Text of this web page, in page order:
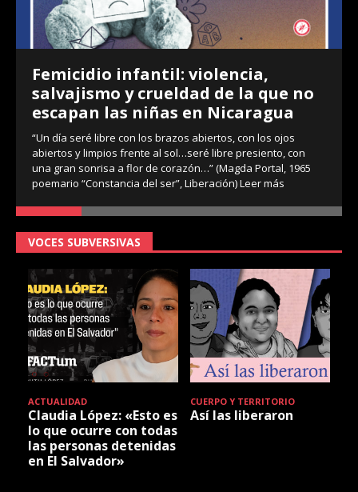
Femicidio infantil: violencia,
salvajismo y crueldad de la que no
escapan las niñas en Nicaragua
“Un día seré libre con los brazos abiertos, con los ojos
abiertos y limpios frente al sol…seré libre presiento, con
una gran sonrisa a flor de corazón…” (Magda Portal, 1965
poemario “Constancia del ser”, Liberación)Leer más
VOCES SUBVERSIVAS
ACTUALIDAD
Claudia López: «Esto es
lo que ocurre con todas
las personas detenidas
en El Salvador»
CUERPO Y TERRITORIO
Así las liberaron